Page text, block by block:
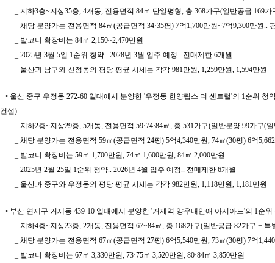
_ 지하3층~지상35층, 4개동, 전용면적 84㎡ 단일평형, 총 368가구(일반공급 169
_ 채당 분양가는 전용면적 84㎡(공급면적 34·35평) 7억1,700만원~7억9,300만원
_ 발코니 확장비는 84㎡ 2,150~2,470만원
_ 2025년 3월 5일 1순위 청약.. 2028년 3월 입주 예정.. 전매제한 6개월
_ 울산과 남구와 신정동의 평당 평균 시세는 각각 981만원, 1,259만원, 1,594만원
• 울산 중구 우정동 272-60 일대에서 분양한 '우정동 한양립스 더 센트럴'의 1순위
건설)
_ 지하2층~지상29층, 5개동, 전용면적 59·74·84㎡, 총 531가구(일반분양 99가구(
_ 채당 분양가는 전용면적 59㎡(공급면적 24평) 5억4,340만원, 74㎡(30평) 6억
_ 발코니 확장비는 59㎡ 1,700만원, 74㎡ 1,600만원, 84㎡ 2,000만원
_ 2025년 2월 25일 1순위 청약.. 2026년 4월 입주 예정.. 전매제한 6개월
_ 울산과 중구와 우정동의 평당 평균 시세는 각각 982만원, 1,118만원, 1,181만원
• 부산 연제구 거제동 439-10 일대에서 분양한 '거제역 양우내안애 아시아드'의 1순
_ 지하4층~지상23층, 2개동, 전용면적 67~84㎡, 총 168가구(일반공급 82가구 + 특
_ 채당 분양가는 전용면적 67㎡(공급면적 27평) 6억5,540만원, 73㎡(30평) 7억
_ 발코니 확장비는 67㎡ 3,330만원, 73·75㎡ 3,520만원, 80·84㎡ 3,850만원